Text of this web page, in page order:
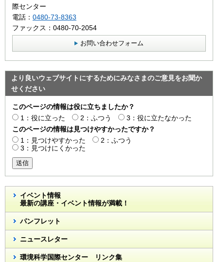
際センター
電話： 0480-73-8363
ファックス：0480-70-2054
お問い合わせフォーム
より良いウェブサイトにするためにみなさまのご意見をお聞か
せください
このページの情報は役に立ちましたか？
1：役に立った
2：ふつう
3：役に立たなかった
このページの情報は見つけやすかったですか？
1：見つけやすかった
2：ふつう
3：見つけにくかった
送信
イベント情報
最新の講座・イベント情報が満載！
パンフレット
ニュースレター
環境科学国際センター リンク集